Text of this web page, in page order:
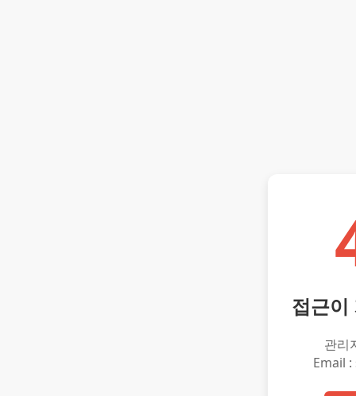
접근이
관리
Email